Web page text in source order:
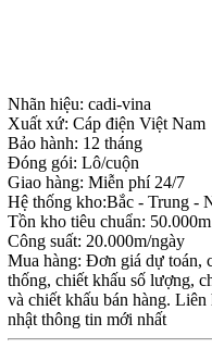
Nhãn hiệu: cadi-vina
Xuất xứ: Cáp điện Việt Nam
Bảo hành: 12 tháng
Đóng gói: Lô/cuộn
Giao hàng: Miễn phí 24/7
Hệ thống kho:Bắc - Trung -
Tồn kho tiêu chuẩn: 50.000m
Công suất: 20.000m/ngày
Mua hàng: Đơn giá dự toán,
thống, chiết khấu số lượng,
và chiết khấu bán hàng.
nhật thông tin mới nhất